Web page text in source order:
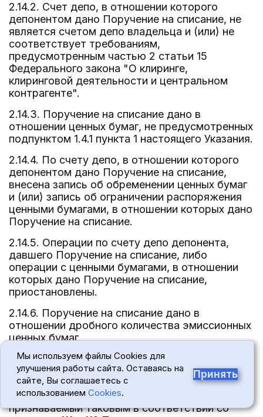
2.14.2. Счет депо, в отношении которого
депонентом дано Поручение на списание, не
является счетом депо владельца и (или) не
соответствует требованиям,
предусмотренным частью 2 статьи 15
Федерального закона "О клиринге,
клиринговой деятельности и центральном
контрагенте".
2.14.3. Поручение на списание дано в
отношении ценных бумаг, не предусмотренных
подпунктом 1.4.1 пункта 1 настоящего Указания.
2.14.4. По счету депо, в отношении которого
депонентом дано Поручение на списание,
внесена запись об обременении ценных бумаг
и (или) запись об ограничении распоряжения
ценными бумагами, в отношении которых дано
Поручение на списание.
2.14.5. Операции по счету депо депонента,
давшего Поручение на списание, либо
операции с ценными бумагами, в отношении
которых дано Поручение на списание,
приостановлены.
2.14.6. Поручение на списание дано в
отношении дробного количества эмиссионных
ценных бумаг.
2.14.7. Поручение на списание дано по
истечении рабочего дня (времени)
списывающего депозитария либо в выходной
или нерабочий праздничный день,
признаваемый таковым в соответствии со
Мы используем файлы Cookies для
улучшения работы сайта. Оставаясь на
сайте, Вы соглашаетесь с
использованием Cookies.
Принять